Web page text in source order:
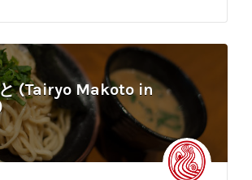
(Tairyo Makoto in